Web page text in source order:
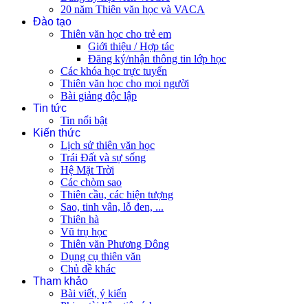
20 năm Thiên văn học và VACA
Đào tạo
Thiên văn học cho trẻ em
Giới thiệu / Hợp tác
Đăng ký/nhận thông tin lớp học
Các khóa học trực tuyến
Thiên văn học cho mọi người
Bài giảng độc lập
Tin tức
Tin nổi bật
Kiến thức
Lịch sử thiên văn học
Trái Đất và sự sống
Hệ Mặt Trời
Các chòm sao
Thiên cầu, các hiện tượng
Sao, tinh vân, lỗ đen, ...
Thiên hà
Vũ trụ học
Thiên văn Phương Đông
Dụng cụ thiên văn
Chủ đề khác
Tham khảo
Bài viết, ý kiến